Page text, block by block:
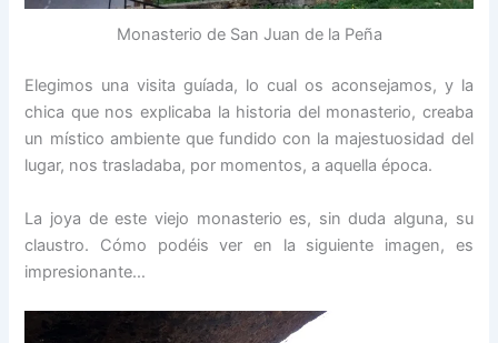
Monasterio de San Juan de la Peña
Elegimos una visita guíada, lo cual os aconsejamos, y la
chica que nos explicaba la historia del monasterio, creaba
un místico ambiente que fundido con la majestuosidad del
lugar, nos trasladaba, por momentos, a aquella época.
La joya de este viejo monasterio es, sin duda alguna, su
claustro. Cómo podéis ver en la siguiente imagen, es
impresionante…